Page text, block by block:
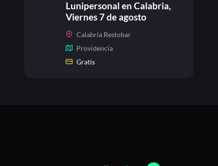
Lunipersonal en Calabria,
Viernes 7 de agosto
Calabria Restobar
Providencia
Gratis